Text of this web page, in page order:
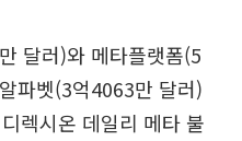
달러)와 메타플랫폼(5
파벳(3억4063만 달러)
렉시온 데일리 메타 불